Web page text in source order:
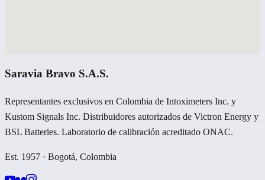
Saravia Bravo S.A.S.
Representantes exclusivos en Colombia de Intoximeters Inc. y
Kustom Signals Inc. Distribuidores autorizados de Victron Energy y
BSL Batteries. Laboratorio de calibración acreditado ONAC.
Est. 1957 · Bogotá, Colombia